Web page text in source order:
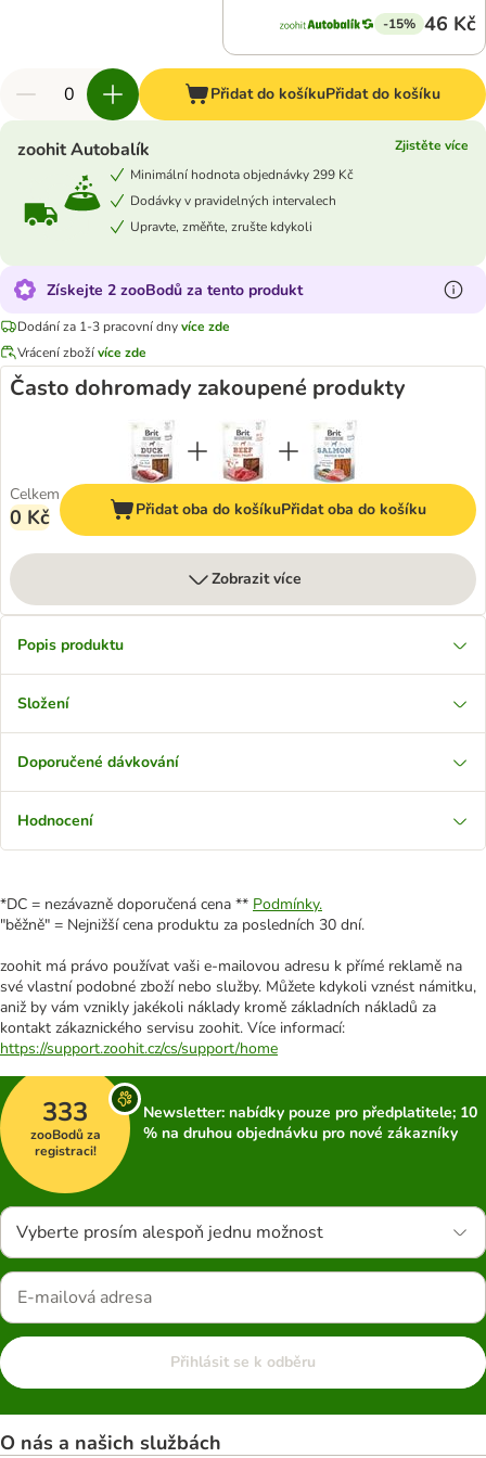
-15% 46 Kč
Přidat do košíkuPřidat do košíku
zoohit Autobalík
Zjistěte více
Minimální hodnota objednávky 299 Kč
Dodávky v pravidelných intervalech
Upravte, změňte, zrušte kdykoli
Získejte 2 zooBodů za tento produkt
Dodání za 1-3 pracovní dnyvíce zde
Vrácení zbožívíce zde
Často dohromady zakoupené produkty
Celkem
0 Kč Přidat oba do košíkuPřidat oba do košíku
Zobrazit více
Popis produktu
Složení
Doporučené dávkování
Hodnocení
*DC = nezávazně doporučená cena ** Podmínky.
"běžně" = Nejnižší cena produktu za posledních 30 dní.
zoohit má právo používat vaši e-mailovou adresu k přímé reklamě na
své vlastní podobné zboží nebo služby. Můžete kdykoli vznést námitku,
aniž by vám vznikly jakékoli náklady kromě základních nákladů za
kontakt zákaznického servisu zoohit. Více informací:
https://support.zoohit.cz/cs/support/home
333
zooBodů za
registraci!
Newsletter: nabídky pouze pro předplatitele; 10
% na druhou objednávku pro nové zákazníky
Vyberte prosím alespoň jednu možnost
Přihlásit se k odběru
O nás a našich službách